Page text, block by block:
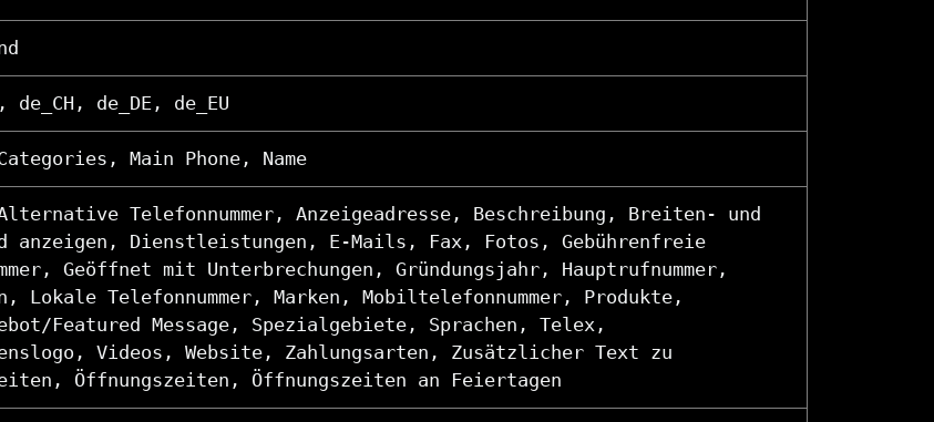
de_CH, de_DE, de_EU
Main Phone, Name
Telefonnummer, Anzeigeadresse, Beschreibung, Breiten- und
anzeigen, Dienstleistungen, E-Mails, Fax, Fotos, Gebührenfreie
Geöffnet mit Unterbrechungen, Gründungsjahr, Hauptrufnummer,
Lokale Telefonnummer, Marken, Mobiltelefonnummer, Produkte,
Featured Message, Spezialgebiete, Sprachen, Telex,
Videos, Website, Zahlungsarten, Zusätzlicher Text zu
Öffnungszeiten, Öffnungszeiten an Feiertagen